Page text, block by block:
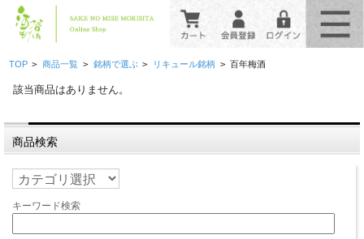
TOP > 商品一覧 > 銘柄で選ぶ > リキュール銘柄 > 百年梅酒
該当商品はありません。
商品検索
キーワード検索